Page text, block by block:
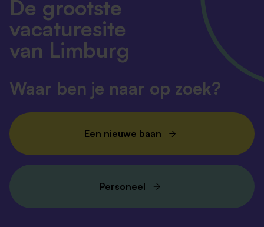
De grootste
vacaturesite
van Limburg
Waar ben je naar op zoek?
Een nieuwe baan
Personeel